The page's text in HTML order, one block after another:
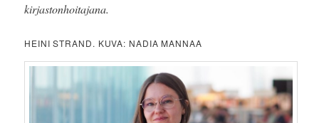
kirjastonhoitajana.
HEINI STRAND. KUVA: NADIA MANNAA